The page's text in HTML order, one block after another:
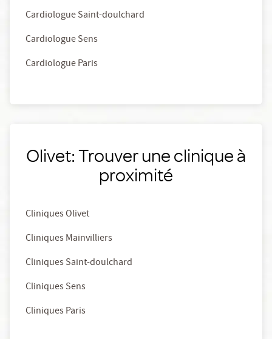
Cardiologue Saint-doulchard
Cardiologue Sens
Cardiologue Paris
Olivet: Trouver une clinique à
proximité
Cliniques Olivet
Cliniques Mainvilliers
Cliniques Saint-doulchard
Cliniques Sens
Cliniques Paris